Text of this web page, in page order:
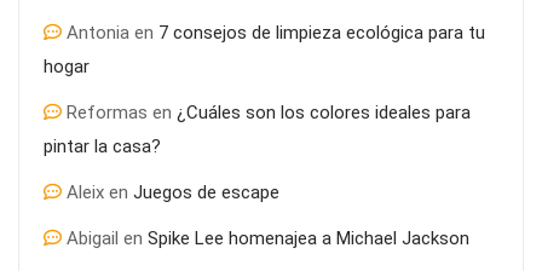
Antonia en 7 consejos de limpieza ecológica para tu
hogar
Reformas en ¿Cuáles son los colores ideales para
pintar la casa?
Aleix en Juegos de escape
Abigail en Spike Lee homenajea a Michael Jackson